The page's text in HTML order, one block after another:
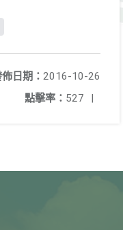
日期： 2016-10-26
點擊率： 527 |